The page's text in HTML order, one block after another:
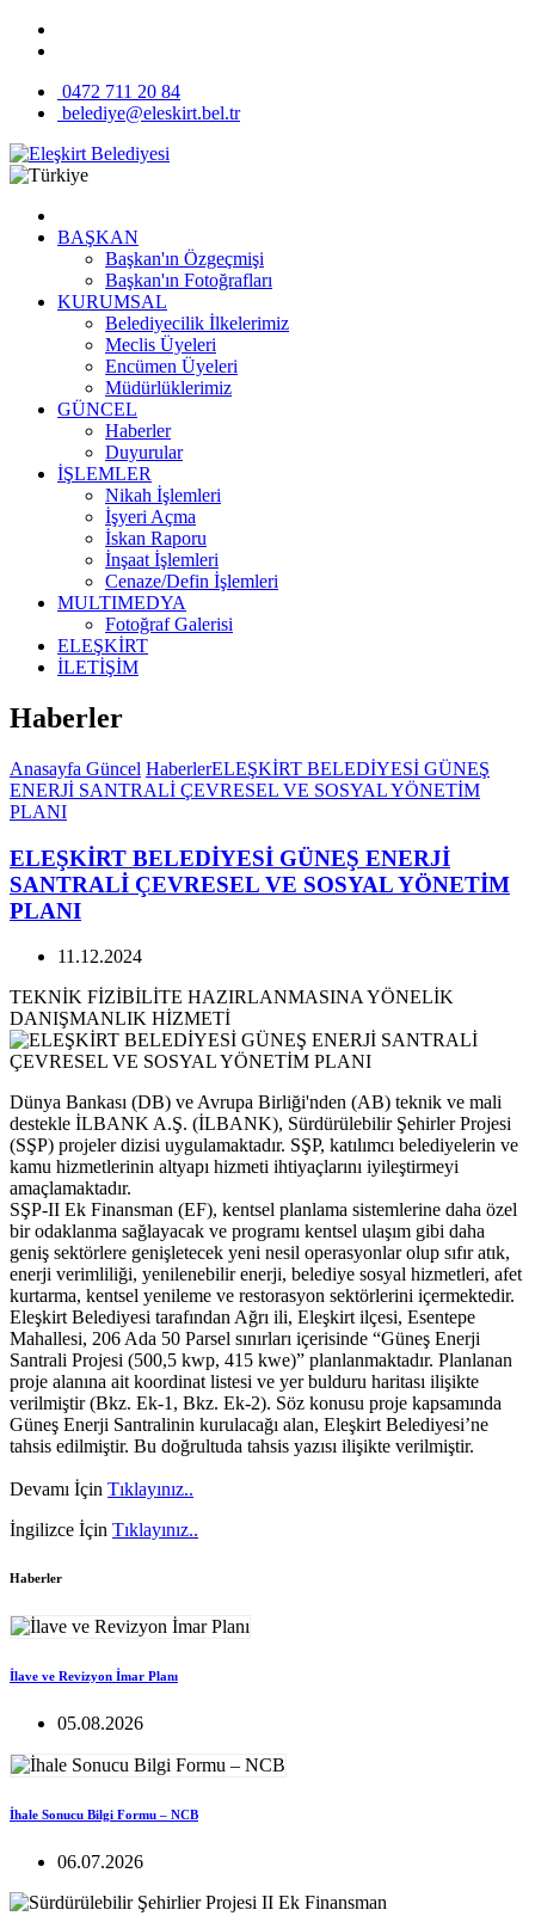
0472 711 20 84
belediye@eleskirt.bel.tr
BAŞKAN
Başkan'ın Özgeçmişi
Başkan'ın Fotoğrafları
KURUMSAL
Belediyecilik İlkelerimiz
Meclis Üyeleri
Encümen Üyeleri
Müdürlüklerimiz
GÜNCEL
Haberler
Duyurular
İŞLEMLER
Nikah İşlemleri
İşyeri Açma
İskan Raporu
İnşaat İşlemleri
Cenaze/Defin İşlemleri
MULTIMEDYA
Fotoğraf Galerisi
ELEŞKİRT
İLETİŞİM
Haberler
Anasayfa Güncel HaberlerELEŞKİRT BELEDİYESİ GÜNEŞ
ENERJİ SANTRALİ ÇEVRESEL VE SOSYAL YÖNETİM
PLANI
ELEŞKİRT BELEDİYESİ GÜNEŞ ENERJİ
SANTRALİ ÇEVRESEL VE SOSYAL YÖNETİM
PLANI
11.12.2024
TEKNİK FİZİBİLİTE HAZIRLANMASINA YÖNELİK
DANIŞMANLIK HİZMETİ
Dünya Bankası (DB) ve Avrupa Birliği'nden (AB) teknik ve mali
destekle İLBANK A.Ş. (İLBANK), Sürdürülebilir Şehirler Projesi
(SŞP) projeler dizisi uygulamaktadır. SŞP, katılımcı belediyelerin ve
kamu hizmetlerinin altyapı hizmeti ihtiyaçlarını iyileştirmeyi
amaçlamaktadır.
SŞP-II Ek Finansman (EF), kentsel planlama sistemlerine daha özel
bir odaklanma sağlayacak ve programı kentsel ulaşım gibi daha
geniş sektörlere genişletecek yeni nesil operasyonlar olup sıfır atık,
enerji verimliliği, yenilenebilir enerji, belediye sosyal hizmetleri, afet
kurtarma, kentsel yenileme ve restorasyon sektörlerini içermektedir.
Eleşkirt Belediyesi tarafından Ağrı ili, Eleşkirt ilçesi, Esentepe
Mahallesi, 206 Ada 50 Parsel sınırları içerisinde “Güneş Enerji
Santrali Projesi (500,5 kwp, 415 kwe)” planlanmaktadır. Planlanan
proje alanına ait koordinat listesi ve yer bulduru haritası ilişikte
verilmiştir (Bkz. Ek-1, Bkz. Ek-2). Söz konusu proje kapsamında
Güneş Enerji Santralinin kurulacağı alan, Eleşkirt Belediyesi’ne
tahsis edilmiştir. Bu doğrultuda tahsis yazısı ilişikte verilmiştir.
Devamı İçin Tıklayınız..
İngilizce İçin Tıklayınız..
Haberler
İlave ve Revizyon İmar Planı
05.08.2026
İhale Sonucu Bilgi Formu – NCB
06.07.2026